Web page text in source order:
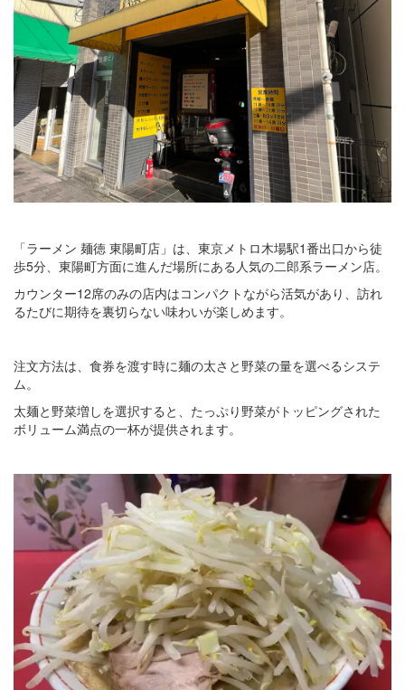
「ラーメン 麺徳 東陽町店」は、東京メトロ木場駅1番出口から徒
歩5分、東陽町方面に進んだ場所にある人気の二郎系ラーメン店。
カウンター12席のみの店内はコンパクトながら活気があり、訪れ
るたびに期待を裏切らない味わいが楽しめます。
注文方法は、食券を渡す時に麺の太さと野菜の量を選べるシステ
ム。
太麺と野菜増しを選択すると、たっぷり野菜がトッピングされた
ボリューム満点の一杯が提供されます。